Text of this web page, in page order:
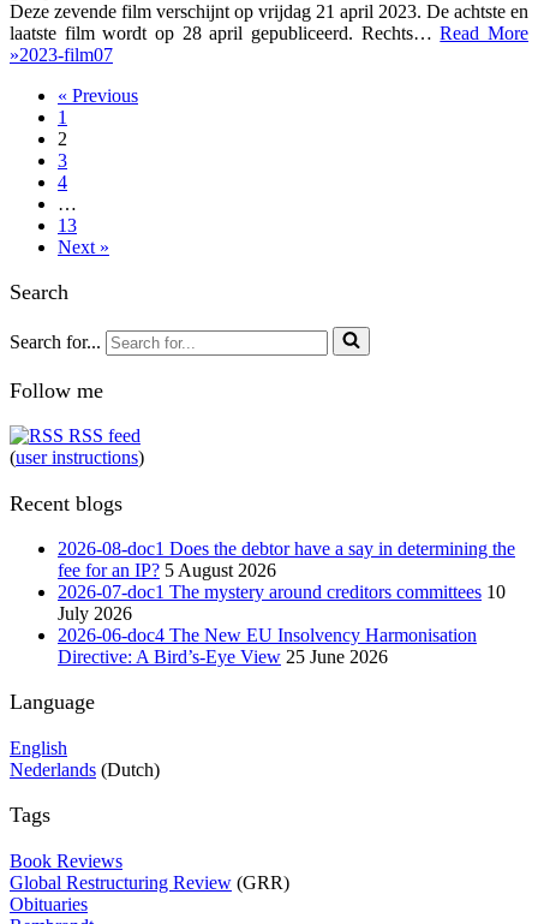
Deze zevende film verschijnt op vrijdag 21 april 2023. De achtste en
laatste film wordt op 28 april gepubliceerd. Rechts…Read More
»2023-film07
« Previous
1
2
3
4
…
13
Next »
Search
Search for...
Follow me
RSS feed
(user instructions)
Recent blogs
2026-08-doc1 Does the debtor have a say in determining the
fee for an IP? 5 August 2026
2026-07-doc1 The mystery around creditors committees 10
July 2026
2026-06-doc4 The New EU Insolvency Harmonisation
Directive: A Bird’s-Eye View 25 June 2026
Language
English
Nederlands (Dutch)
Tags
Book Reviews
Global Restructuring Review (GRR)
Obituaries